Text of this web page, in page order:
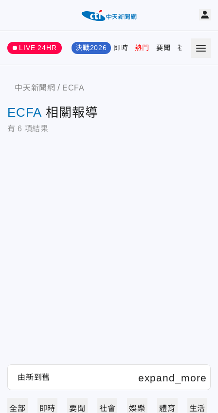
LIVE 24HR 決戰2026 即時 熱門 要聞 社會 娛樂
中天新聞網 ECFA
ECFA 相關報導
有 6 項結果
全部 即時 要聞 社會 娛樂 體育 生活